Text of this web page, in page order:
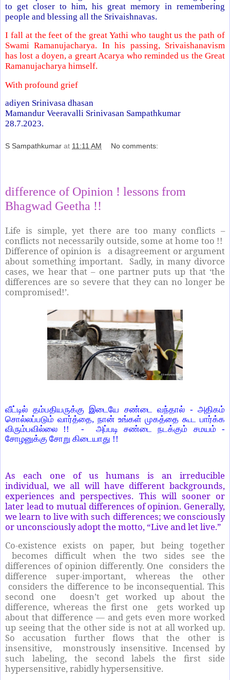
to get closer to him, his great memory in remembering
people and blessing all the Srivaishnavas.
I fall at the feet of the great Yathi who taught us the path of
Swami Ramanujacharya. In his passing, Srivaishanavism
has lost a doyen, a greart Acarya who reminded us the Great
Ramanujacharya himself.
With profound grief
adiyen Srinivasa dhasan
Mamandur Veeravalli Srinivasan Sampathkumar
28.7.2023.
S Sampathkumar at 11:11 AM No comments:
difference of Opinion ! lessons from
Bhagwad Geetha !!
Life is simple, yet there are too many conflicts –
conflicts not necessarily outside, some at home too !!
Difference of opinion is a disagreement or argument
about something important. Sadly, in many divorce
cases, we hear that – one partner puts up that ‘the
differences are so severe that they can no longer be
compromised!’.
வீட்டில் தம்பதியருக்கு இடையே சண்டை வந்தால் - அதிகம்
சொல்லப்படும் வார்த்தை, நான் உங்கள் முகத்தை கூட பார்க்க
விரும்பவில்லை !! - அப்படி சண்டை நடக்கும் சமயம் -
சோழனுக்கு சோறு கிடையாது !!
As each one of us humans is an irreducible
individual, we all will have different backgrounds,
experiences and perspectives. This will sooner or
later lead to mutual differences of opinion. Generally,
we learn to live with such differences; we consciously
or unconsciously adopt the motto, “Live and let live.”
Co-existence exists on paper, but being together
becomes difficult when the two sides see the
differences of opinion differently. One considers the
difference super-important, whereas the other
considers the difference to be inconsequential. This
second one doesn’t get worked up about the
difference, whereas the first one gets worked up
about that difference — and gets even more worked
up seeing that the other side is not at all worked up.
So accusation further flows that the other is
insensitive, monstrously insensitive. Incensed by
such labeling, the second labels the first side
hypersensitive, rabidly hypersensitive.